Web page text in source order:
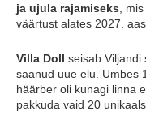
ja ujula rajamiseks ,
väärtust alates 2027.
Villa Doll seisab Viljandi
saanud uue elu. Umbes
häärber oli kunagi linna
pakkuda vaid 20